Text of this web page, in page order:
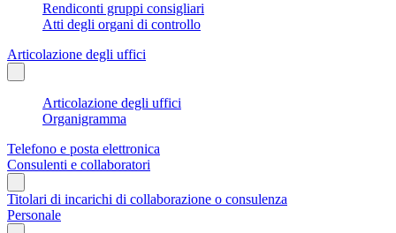
Rendiconti gruppi consigliari
Atti degli organi di controllo
Articolazione degli uffici
Articolazione degli uffici
Organigramma
Telefono e posta elettronica
Consulenti e collaboratori
Titolari di incarichi di collaborazione o consulenza
Personale